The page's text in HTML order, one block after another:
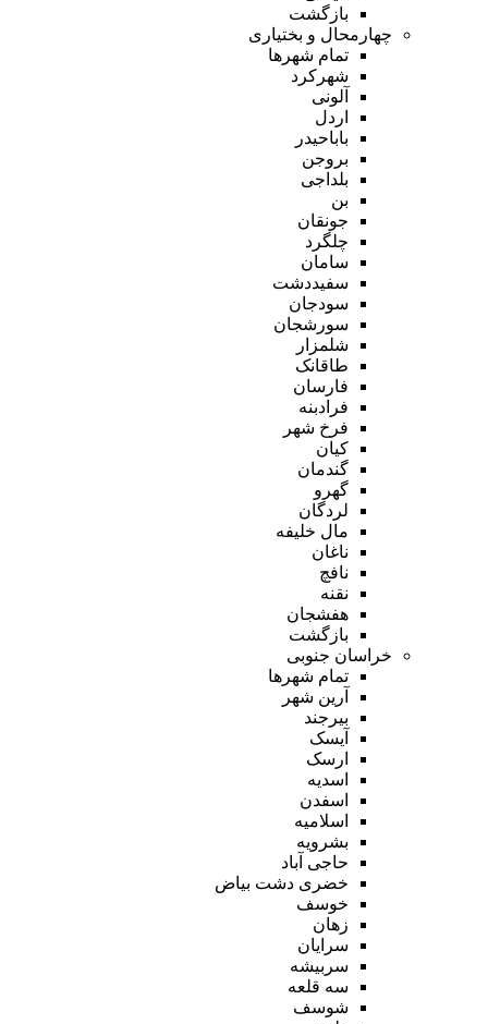
بازگشت
چهارمحال و بختیاری
تمام شهر‌ها
شهرکرد
آلونی
اردل
باباحیدر
بروجن
بلداجی
بن
جونقان
چلگرد
سامان
سفیددشت
سودجان
سورشجان
شلمزار
طاقانک
فارسان
فرادبنه
فرخ شهر
کیان
گندمان
گهرو
لردگان
مال خلیفه
ناغان
نافچ
نقنه
هفشجان
بازگشت
خراسان جنوبی
تمام شهر‌ها
آرین شهر
بیرجند
آیسک
ارسک
اسدیه
اسفدن
اسلامیه
بشرویه
حاجی آباد
خضری دشت بیاض
خوسف
زهان
سرایان
سربیشه
سه قلعه
شوسف